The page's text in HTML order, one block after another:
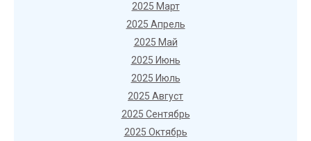
2025 Март
2025 Апрель
2025 Май
2025 Июнь
2025 Июль
2025 Август
2025 Сентябрь
2025 Октябрь